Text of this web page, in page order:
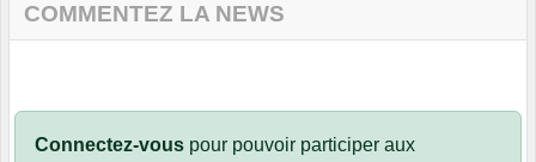
COMMENTEZ LA NEWS
Connectez-vous pour pouvoir participer aux